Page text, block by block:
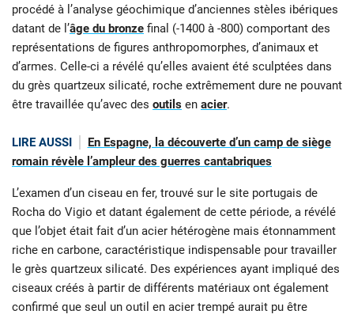
procédé à l’analyse géochimique d’anciennes stèles ibériques
datant de l’âge du bronze final (-1400 à -800) comportant des
représentations de figures anthropomorphes, d’animaux et
d’armes. Celle-ci a révélé qu’elles avaient été sculptées dans
du grès quartzeux silicaté, roche extrêmement dure ne pouvant
être travaillée qu’avec des outils en acier.
LIRE AUSSI
En Espagne, la découverte d’un camp de siège
romain révèle l’ampleur des guerres cantabriques
L’examen d’un ciseau en fer, trouvé sur le site portugais de
Rocha do Vigio et datant également de cette période, a révélé
que l’objet était fait d’un acier hétérogène mais étonnamment
riche en carbone, caractéristique indispensable pour travailler
le grès quartzeux silicaté. Des expériences ayant impliqué des
ciseaux créés à partir de différents matériaux ont également
confirmé que seul un outil en acier trempé aurait pu être